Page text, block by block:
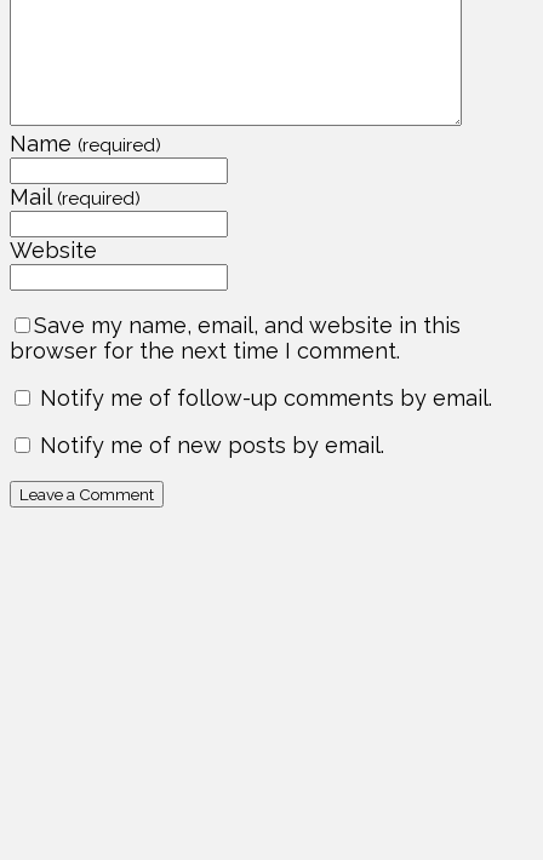
Name (required)
Mail (required)
Website
Save my name, email, and website in this
browser for the next time I comment.
Notify me of follow-up comments by email.
Notify me of new posts by email.